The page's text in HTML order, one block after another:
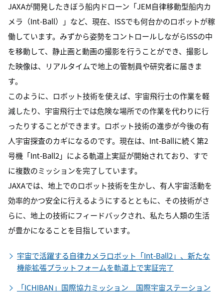
JAXAが開発したきぼう船内ドローン「JEM自律移動型船内カ
メラ（Int-Ball）」など、現在、ISSでも何台かのロボットが稼
働しています。みずから姿勢をコントロールしながらISSの中
を移動して、静止画と動画の撮影を行うことができ、撮影し
た映像は、リアルタイムで地上の管制員や研究者に届きま
す。
このように、ロボット技術を使えば、宇宙飛行士の作業を軽
減したり、宇宙飛行士では危険な場所での作業を代わりに行
ったりすることができます。ロボット技術の進歩が今後の有
人宇宙探査のカギになるのです。現在は、Int-Ballに続く第2
号機「Int-Ball2」による軌道上実証が開始されており、すで
に複数のミッションを完了しています。
JAXAでは、地上でのロボット技術を生かし、有人宇宙活動を
効率的かつ安全に行えるようにするとともに、その技術がさ
らに、地上の技術にフィードバックされ、私たち人類の生活
が豊かになることを目指しています。
宇宙で活躍する自律カメラロボット「Int-Ball2」、新たな
機能拡張プラットフォームを軌道上で実証完了
「ICHIBAN」国際協力ミッション 国際宇宙ステーション